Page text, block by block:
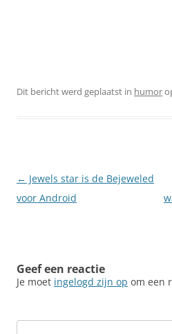
Dit bericht werd geplaatst in humor
Berichtnavigatie
← Jewels star is de Bejeweled
voor Android
Geef een reactie
Je moet ingelogd zijn op om een